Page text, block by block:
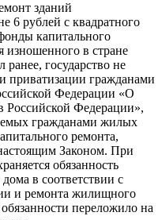
зданий
6 рублей с квадратного
капитального
изношенного в стране
государство не
приватизации гражданами
Федерации «О
Федерации»,
гражданами жилых
ремонта,
Законом. При
обязанность
в соответствии с
и ремонта жилищного
переложило на